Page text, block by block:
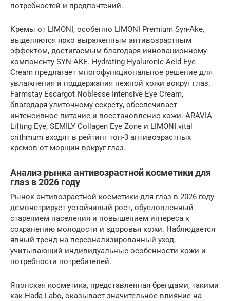
потребностей и предпочтений.
Кремы от LIMONI, особенно LIMONI Premium Syn-Ake,
выделяются ярко выраженным антивозрастным
эффектом, достигаемым благодаря инновационному
компоненту SYN-AKE. Hydrating Hyaluronic Acid Eye
Cream предлагает многофункциональное решение для
увлажнения и поддержания нежной кожи вокруг глаз.
Farmstay Escargot Noblesse Intensive Eye Cream,
благодаря улиточному секрету, обеспечивает
интенсивное питание и восстановление кожи. ARAVIA
Lifting Eye, SEMILY Collagen Eye Zone и LIMONI vital
crithmum входят в рейтинг топ-3 антивозрастных
кремов от морщин вокруг глаз.
Анализ рынка антивозрастной косметики для
глаз в 2026 году
Рынок антивозрастной косметики для глаз в 2026 году
демонстрирует устойчивый рост, обусловленный
старением населения и повышением интереса к
сохранению молодости и здоровья кожи. Наблюдается
явный тренд на персонализированный уход,
учитывающий индивидуальные особенности кожи и
потребности потребителей.
Японская косметика, представленная брендами, такими
как Hada Labo, оказывает значительное влияние на